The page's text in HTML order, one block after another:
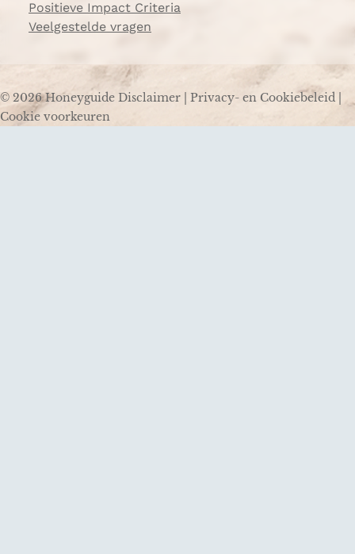
Positieve Impact Criteria
Veelgestelde vragen
© 2026 Honeyguide Disclaimer Privacy- en Cookiebeleid
Cookie voorkeuren